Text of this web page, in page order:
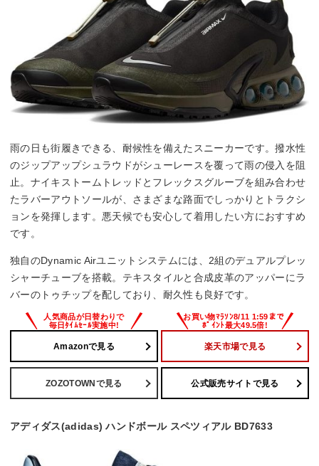
雨の日も街履きできる、耐候性を備えたスニーカーです。撥水性
のジップアップシュラウドがシューレースを覆って雨の侵入を阻
止。ナイキストームトレッドとフレックスグルーブを組み合わせ
たラバーアウトソールが、さまざまな路面でしっかりとトラクシ
ョンを発揮します。悪天候でも安心して着用したい方におすすめ
です。
独自のDynamic Airユニットシステムには、2組のデュアルプレッ
シャーチューブを搭載。テキスタイルと合成皮革のアッパーにラ
バーのトゥチップを配しており、耐久性も良好です。
Amazonで見る 楽天市場で見る
ZOZOTOWNで見る 公式販売サイトで見る
アディダス(adidas) ハンドボール スペツィアル BD7633